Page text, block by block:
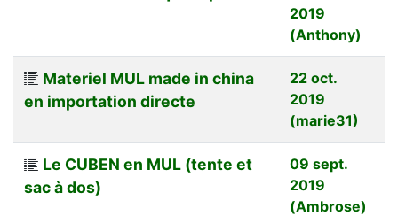
2019
(Anthony)
Materiel MUL made in china
en importation directe
22 oct.
2019
(marie31)
Le CUBEN en MUL (tente et
sac à dos)
09 sept.
2019
(Ambrose)